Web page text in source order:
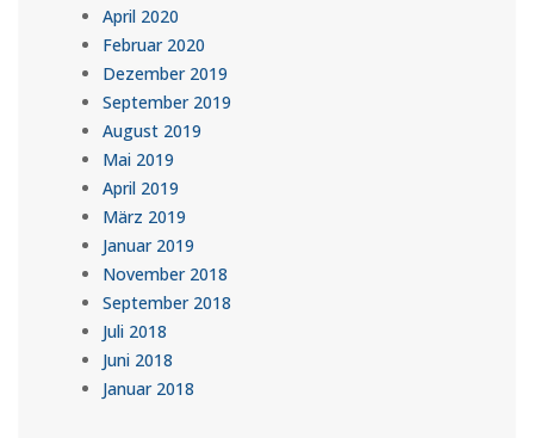
April 2020
Februar 2020
Dezember 2019
September 2019
August 2019
Mai 2019
April 2019
März 2019
Januar 2019
November 2018
September 2018
Juli 2018
Juni 2018
Januar 2018